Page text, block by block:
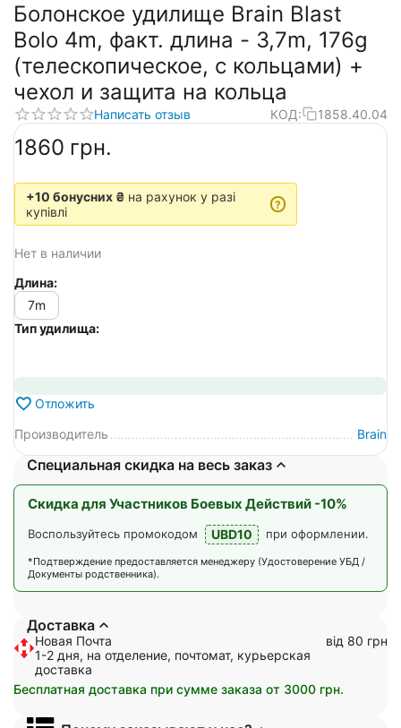
Болонское удилище Brain Blast
Bolo 4m, факт. длина - 3,7m, 176g
(телескопическое, с кольцами) +
чехол и защита на кольца
Написать отзыв КОД: 1858.40.04
‍1860‍ грн.
+10 бонусних ₴ на рахунок у разі
купівлі
?
Нет в наличии
Длина:
7m
Тип удилища:
Отложить
Производитель
Brain
Специальная скидка на весь заказ
Скидка для Участников Боевых Действий -10%
Воспользуйтесь промокодом UBD10 при оформлении.
*Подтверждение предоставляется менеджеру (Удостоверение УБД /
Документы родственника).
Доставка
Новая Почта
1-2 дня, на отделение, почтомат, курьерская
доставка
від 80 грн
Бесплатная доставка при сумме заказа от 3000 грн.